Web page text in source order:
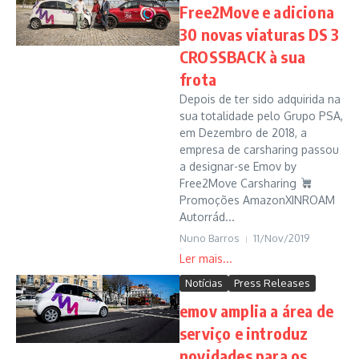
Free2Move e adiciona
30 novas viaturas DS 3
CROSSBACK à sua
frota
Depois de ter sido adquirida na
sua totalidade pelo Grupo PSA,
em Dezembro de 2018, a
empresa de carsharing passou
a designar-se Emov by
Free2Move Carsharing
Promoções AmazonXINROAM
Autorrád...
Nuno Barros 11/Nov/2019
Notícias Press Releases
emov amplia a área de
serviço e introduz